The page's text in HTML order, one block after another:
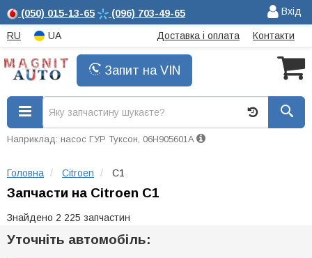
(050) 015-13-65 (096) 703-49-65 Вхід
RU UA Доставка і оплата Контакти
Запит на VIN
Наприклад: насос ГУР Туксон, 06H905601A
Головна Citroen C1
Запчасти на Citroen C1
Знайдено 2 225 запчастин
Уточніть автомобіль: